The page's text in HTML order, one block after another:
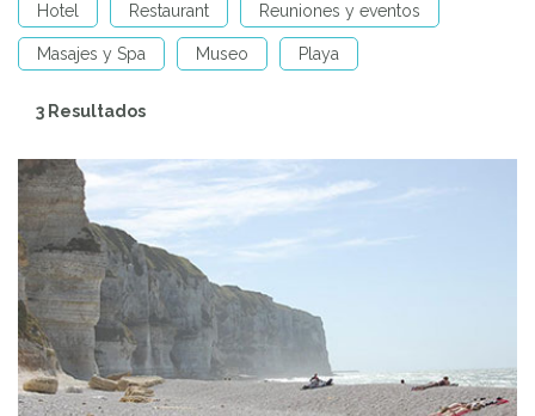
Hotel Restaurant Reuniones y eventos
Masajes y Spa Museo Playa
3 Resultados